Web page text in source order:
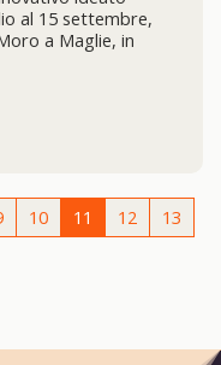
al 15 settembre,
a Maglie, in
10 11 12
13